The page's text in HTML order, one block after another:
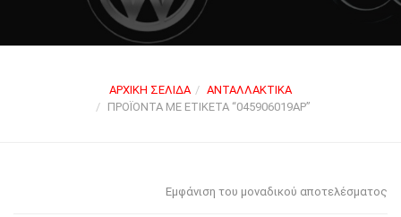
ΑΡΧΙΚΉ ΣΕΛΊΔΑ
ΑΝΤΑΛΛΑΚΤΙΚΆ
ΠΡΟΪΌΝΤΑ ΜΕ ΕΤΙΚΈΤΑ “045906019AP”
Εμφάνιση του μοναδικού αποτελέσματος